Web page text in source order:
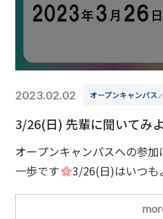
2023.02.02 オープンキャンパス
3/26(日) 先輩に聞いてみ
ス
オープンキャンパスへの参
一歩です
3/26(日)はいつも
ッフとたくさん話す時間を
成に入学したのか？勉強は